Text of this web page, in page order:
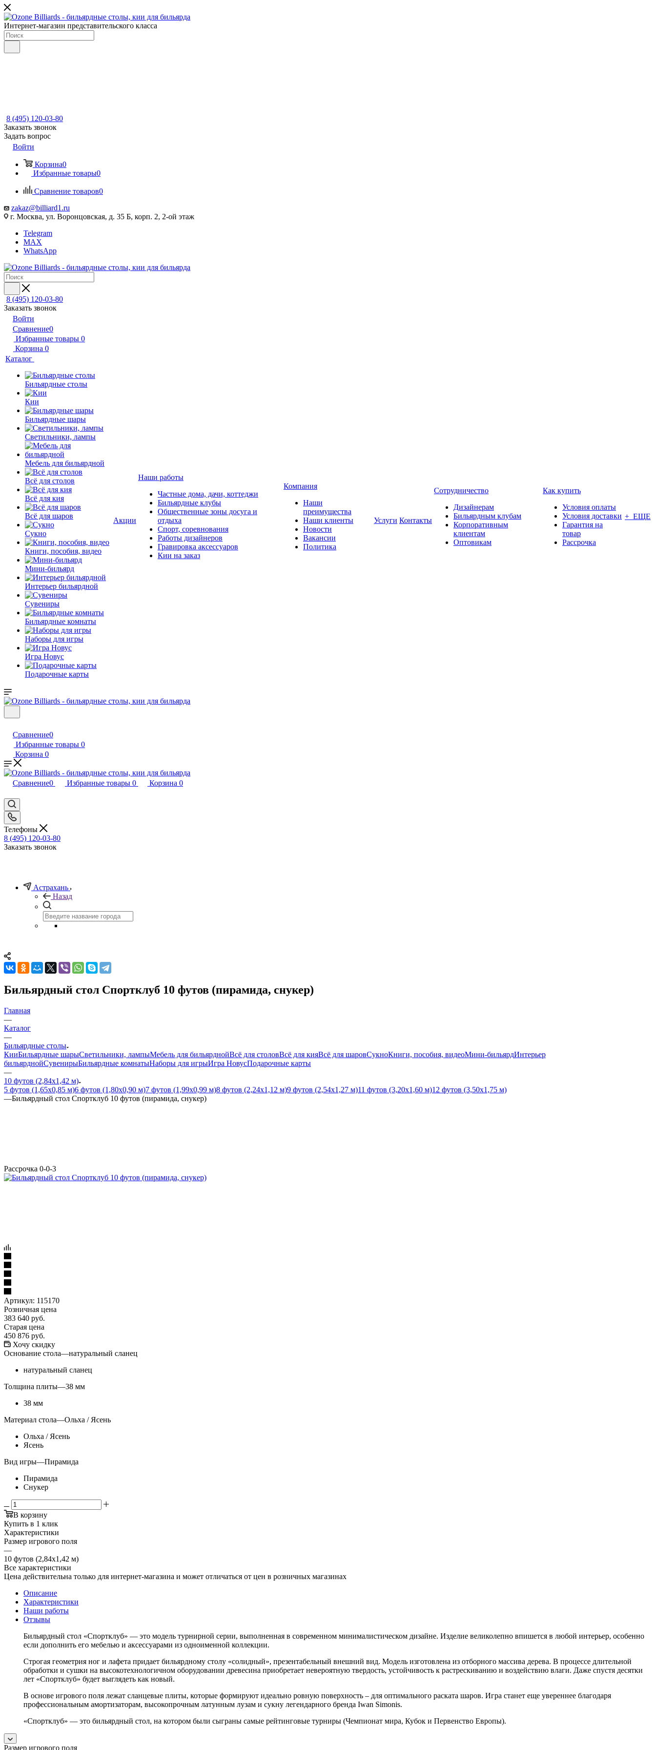
Интернет-магазин представительского класса
8 (495) 120-03-80
Заказать звонок
Задать вопрос
Войти
Корзина0
Избранные товары0
Сравнение товаров0
zakaz@billiard1.ru
г. Москва, ул. Воронцовская, д. 35 Б, корп. 2, 2-ой этаж
Telegram
MAX
WhatsApp
8 (495) 120-03-80
Заказать звонок
Войти
Сравнение0
Избранные товары 0
Корзина 0
Каталог
Бильярдные столы
Кии
Бильярдные шары
Светильники, лампы
Мебель для бильярдной
Всё для столов
Всё для кия
Всё для шаров
Сукно
Книги, пособия, видео
Мини-бильярд
Интерьер бильярдной
Сувениры
Бильярдные комнаты
Наборы для игры
Игра Новус
Подарочные карты
Акции
Наши работы
Частные дома, дачи, коттеджи
Бильярдные клубы
Общественные зоны досуга и
отдыха
Спорт, соревнования
Работы дизайнеров
Гравировка аксессуаров
Кии на заказ
Компания
Наши
преимущества
Наши клиенты
Новости
Вакансии
Политика
Услуги Контакты
Сотрудничество
Дизайнерам
Бильярдным клубам
Корпоративным
клиентам
Оптовикам
Как купить
Условия оплаты
Условия доставки
Гарантия на
товар
Рассрочка
+ ЕЩЕ
Сравнение0
Избранные товары 0
Корзина 0
Сравнение0 Избранные товары 0 Корзина 0
Телефоны
8 (495) 120-03-80
Заказать звонок
Астрахань
Назад
Бильярдный стол Спортклуб 10 футов (пирамида, снукер)
Главная
—
Каталог
—
Бильярдные столы
КииБильярдные шарыСветильники, лампыМебель для бильярднойВсё для столовВсё для кияВсё для шаровСукноКниги, пособия, видеоМини-бильярдИнтерьер
бильярднойСувенирыБильярдные комнатыНаборы для игрыИгра НовусПодарочные карты
—
10 футов (2,84х1,42 м)
5 футов (1,65х0,85 м)6 футов (1,80х0,90 м)7 футов (1,99х0,99 м)8 футов (2,24х1,12 м)9 футов (2,54х1,27 м)11 футов (3,20х1,60 м)12 футов (3,50х1,75 м)
—Бильярдный стол Спортклуб 10 футов (пирамида, снукер)
Рассрочка 0-0-3
Артикул: 115170
Розничная цена
383 640 руб.
Старая цена
450 876 руб.
Хочу скидку
Основание стола—натуральный сланец
натуральный сланец
Толщина плиты—38 мм
38 мм
Материал стола—Ольха / Ясень
Ольха / Ясень
Ясень
Вид игры—Пирамида
Пирамида
Снукер
В корзину
Купить в 1 клик
Характеристики
Размер игрового поля
—
10 футов (2,84х1,42 м)
Все характеристики
Цена действительна только для интернет-магазина и может отличаться от цен в розничных магазинах
Описание
Характеристики
Наши работы
Отзывы
Бильярдный стол «Спортклуб» — это модель турнирной серии, выполненная в современном минималистическом дизайне. Изделие великолепно впишется в любой интерьер, особенно
если дополнить его мебелью и аксессуарами из одноименной коллекции.
Строгая геометрия ног и лафета придает бильярдному столу «солидный», презентабельный внешний вид. Модель изготовлена из отборного массива дерева. В процессе длительной
обработки и сушки на высокотехнологичном оборудовании древесина приобретает невероятную твердость, устойчивость к растрескиванию и воздействию влаги. Даже спустя десятки
лет «Спортклуб» будет выглядеть как новый.
В основе игрового поля лежат сланцевые плиты, которые формируют идеально ровную поверхность – для оптимального раската шаров. Игра станет еще увереннее благодаря
профессиональным амортизаторам, высокопрочным латунным лузам и сукну легендарного бренда Iwan Simonis.
«Спортклуб» — это бильярдный стол, на котором были сыграны самые рейтинговые турниры (Чемпионат мира, Кубок и Первенство Европы).
Размер игрового поля